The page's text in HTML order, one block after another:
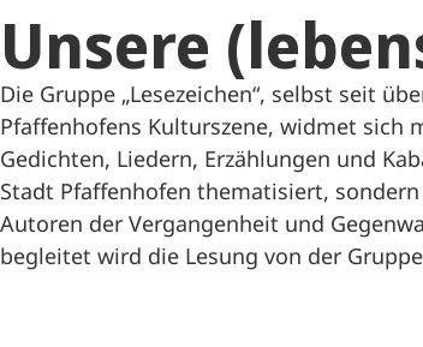
Unsere
Die Gruppe „Lesezeichen“, selbst seit
Pfaffenhofens Kulturszene, widmet sich
Gedichten, Liedern, Erzählungen und
Stadt Pfaffenhofen thematisiert,
Autoren der Vergangenheit und
begleitet wird die Lesung von der Gruppe